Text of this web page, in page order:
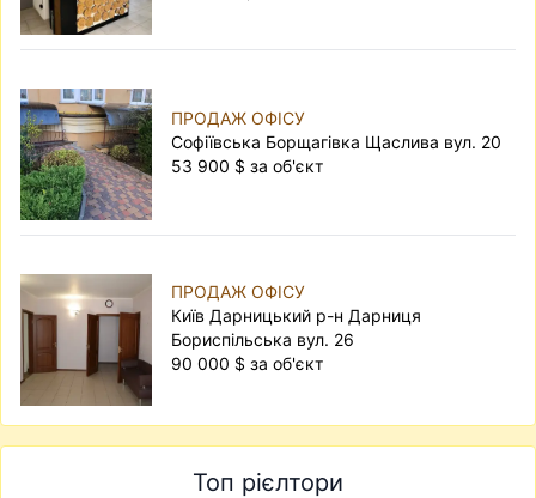
ПРОДАЖ ОФІСУ
Софіївська Борщагівка Щаслива вул. 20
53 900 $ за об'єкт
ПРОДАЖ ОФІСУ
Київ Дарницький р-н Дарниця
Бориспільська вул. 26
90 000 $ за об'єкт
Топ рієлтори